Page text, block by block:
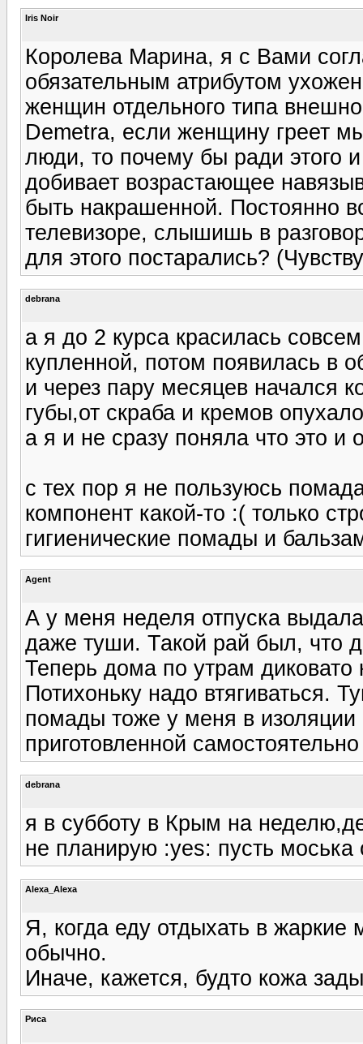
Iris Noir
Королева Марина, я с Вами
обязательным атрибутом
женщин отдельного типа
Demetra, если женщину греет
люди, то почему бы ради этого
добивает возрастающее
быть накрашенной. Постоянно
телевизоре, слышишь в
для этого постарались?
debrana
а я до 2 курса красилась
купленной, потом появилась в
и через пару месяцев начался
губы,от скраба и кремов
а я и не сразу поняла что это и
с тех пор я не пользуюсь
компонент какой-то :( только
гигиенические помады и
Agent
А у меня неделя отпуска
даже туши. Такой рай был, что
Теперь дома по утрам диковато
Потихоньку надо втягиваться.
помады тоже у меня в изоляции
приготовленной
debrana
я в субботу в Крым на
не планирую :yes: пусть моська
Alexa_Alexa
Я, когда еду отдыхать в жаркие
обычно.
Иначе, кажется, будто кожа
Риса